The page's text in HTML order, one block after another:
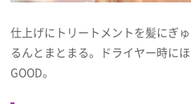
仕上げにトリートメントを髪にぎ
るんとまとまる。ドライヤー時に
GOOD。